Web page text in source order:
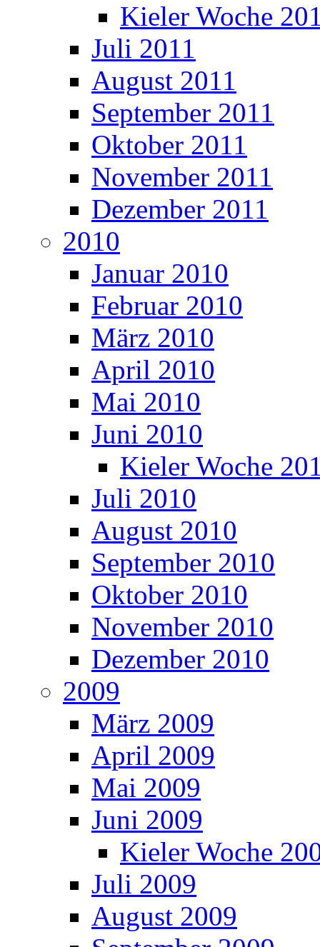
Kieler Woche
Juli 2011
August 2011
September 2011
Oktober 2011
November 2011
Dezember 2011
2010
Januar 2010
Februar 2010
März 2010
April 2010
Mai 2010
Juni 2010
Kieler Woche
Juli 2010
August 2010
September 2010
Oktober 2010
November 2010
Dezember 2010
2009
März 2009
April 2009
Mai 2009
Juni 2009
Kieler Woche
Juli 2009
August 2009